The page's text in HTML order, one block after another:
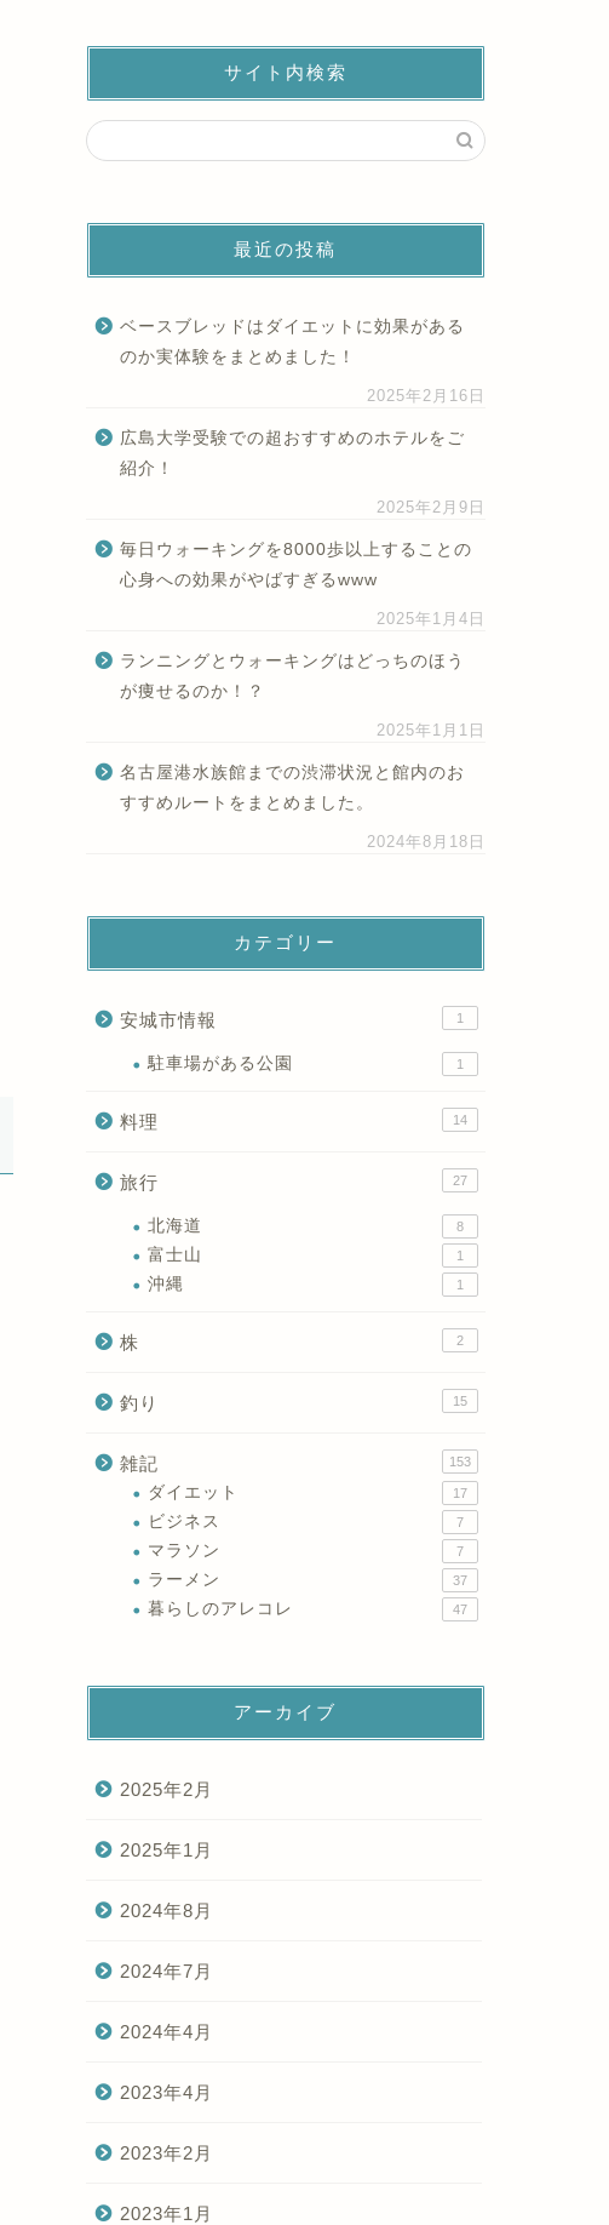
サイト内検索
最近の投稿
ベースブレッドはダイエットに効果がある
のか実体験をまとめました！
2025年2月16日
広島大学受験での超おすすめのホテルをご
紹介！
2025年2月9日
毎日ウォーキングを8000歩以上することの
心身への効果がやばすぎるwww
2025年1月4日
ランニングとウォーキングはどっちのほう
が痩せるのか！？
2025年1月1日
名古屋港水族館までの渋滞状況と館内のお
すすめルートをまとめました。
2024年8月18日
カテゴリー
安城市情報 1
駐車場がある公園 1
料理 14
旅行 27
北海道 8
富士山 1
沖縄 1
株 2
釣り 15
雑記 153
ダイエット 17
ビジネス 7
マラソン 7
ラーメン 37
暮らしのアレコレ 47
アーカイブ
2025年2月
2025年1月
2024年8月
2024年7月
2024年4月
2023年4月
2023年2月
2023年1月